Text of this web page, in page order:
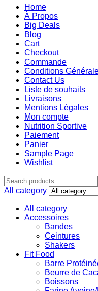
Home
À Propos
Big Deals
Blog
Cart
Checkout
Commande
Conditions
Contact Us
Liste de souhaits
Livraisons
Mentions Légales
Mon compte
Nutrition Sportive
Paiement
Panier
Sample Page
Wishlist
All category
All category
Accessoires
Bandes
Ceintures
Shakers
Fit Food
Barre
Beurre de
Boissons